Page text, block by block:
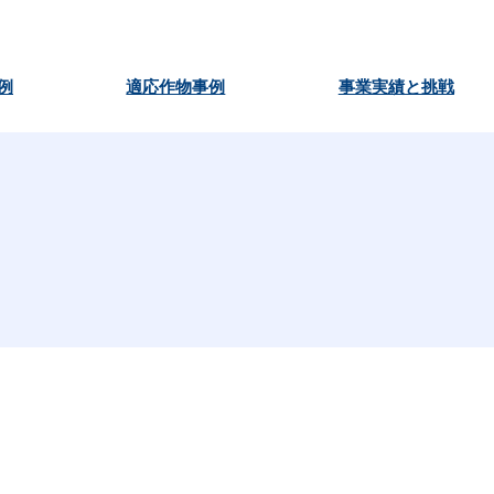
適応作物事例 事業実績と挑戦